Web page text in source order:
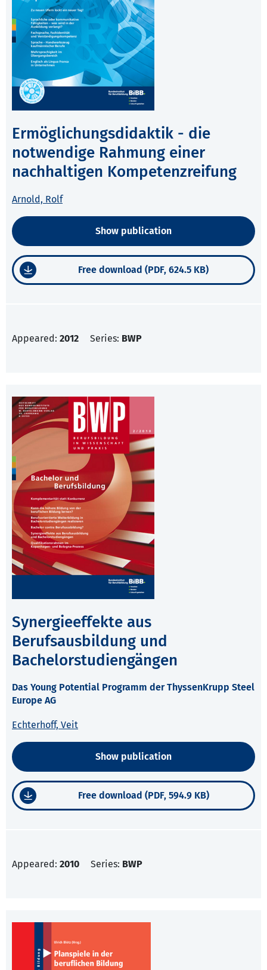
Ermöglichungsdidaktik - die
notwendige Rahmung einer
nachhaltigen Kompetenzreifung
Arnold, Rolf
Show publication
Free download (PDF, 624.5 KB)
Appeared: 2012 Series: BWP
Synergieeffekte aus
Berufsausbildung und
Bachelorstudiengängen
Das Young Potential Programm der ThyssenKrupp Steel
Europe AG
Echterhoff, Veit
Show publication
Free download (PDF, 594.9 KB)
Appeared: 2010 Series: BWP